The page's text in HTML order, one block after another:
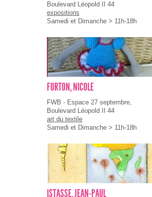
Boulevard Léopold II 44
expositions
Samedi et Dimanche > 11h-18h
FORTON, NICOLE
FWB - Espace 27 septembre,
Boulevard Léopold II 44
art du textile
Samedi et Dimanche > 11h-18h
ISTASSE, JEAN-PAUL